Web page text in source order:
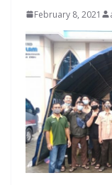
February 8, 2021